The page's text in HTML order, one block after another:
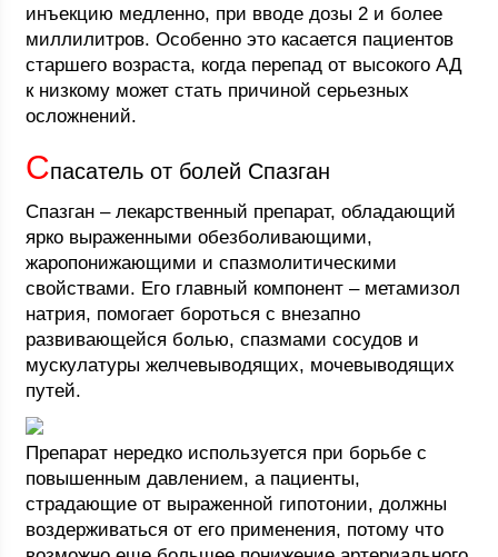
инъекцию медленно, при вводе дозы 2 и более
миллилитров. Особенно это касается пациентов
старшего возраста, когда перепад от высокого АД
к низкому может стать причиной серьезных
осложнений.
Спасатель от болей Спазган
Спазган – лекарственный препарат, обладающий
ярко выраженными обезболивающими,
жаропонижающими и спазмолитическими
свойствами. Его главный компонент – метамизол
натрия, помогает бороться с внезапно
развивающейся болью, спазмами сосудов и
мускулатуры желчевыводящих, мочевыводящих
путей.
Препарат нередко используется при борьбе с
повышенным давлением, а пациенты,
страдающие от выраженной гипотонии, должны
воздерживаться от его применения, потому что